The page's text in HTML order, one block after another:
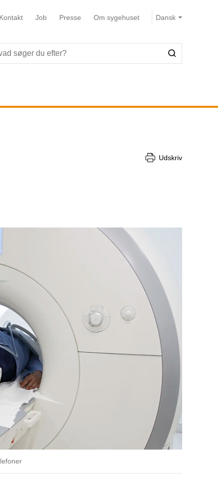
Kontakt Job Presse Om sygehuset
Udskriv